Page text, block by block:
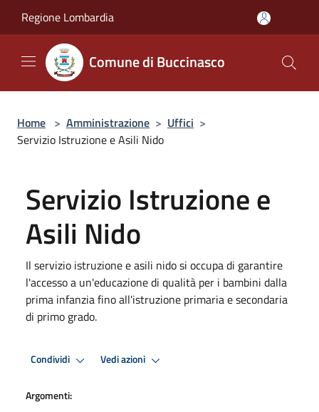
Regione Lombardia
Comune di Buccinasco
Home > Amministrazione > Uffici >
Servizio Istruzione e Asili Nido
Servizio Istruzione e
Asili Nido
Il servizio istruzione e asili nido si occupa di garantire
l'accesso a un'educazione di qualità per i bambini dalla
prima infanzia fino all'istruzione primaria e secondaria
di primo grado.
Condividi Vedi azioni
Argomenti: